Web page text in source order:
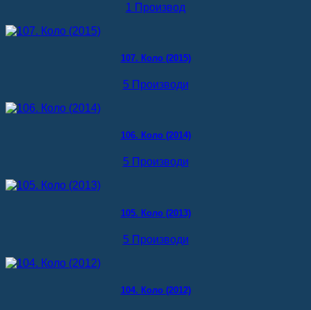
1 Производ
107. Коло (2015)
5 Производи
106. Коло (2014)
5 Производи
105. Коло (2013)
5 Производи
104. Коло (2012)